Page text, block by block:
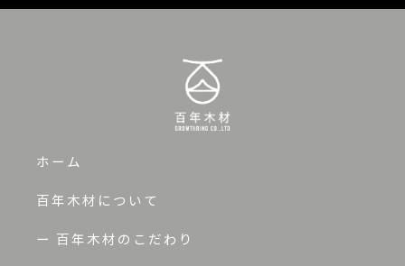
ホーム
百年木材について
ー 百年木材のこだわり